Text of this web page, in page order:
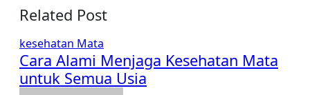
Related Post
kesehatan Mata
Cara Alami Menjaga Kesehatan Mata
untuk Semua Usia